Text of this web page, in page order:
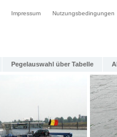
Impressum Nutzungsbedingungen
Pegelauswahl über Tabelle